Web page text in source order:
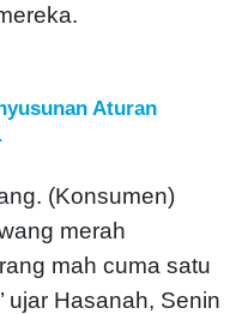
Aturan
(Konsumen)
merah
mah cuma satu
ujar Hasanah, Senin